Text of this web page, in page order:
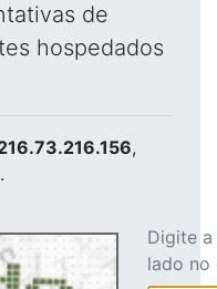
de
hospedados
,
Digite
lado no